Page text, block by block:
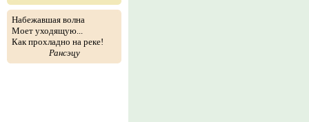
Набежавшая волна
Моет уходящую...
Как прохладно на реке!
Рансэцу